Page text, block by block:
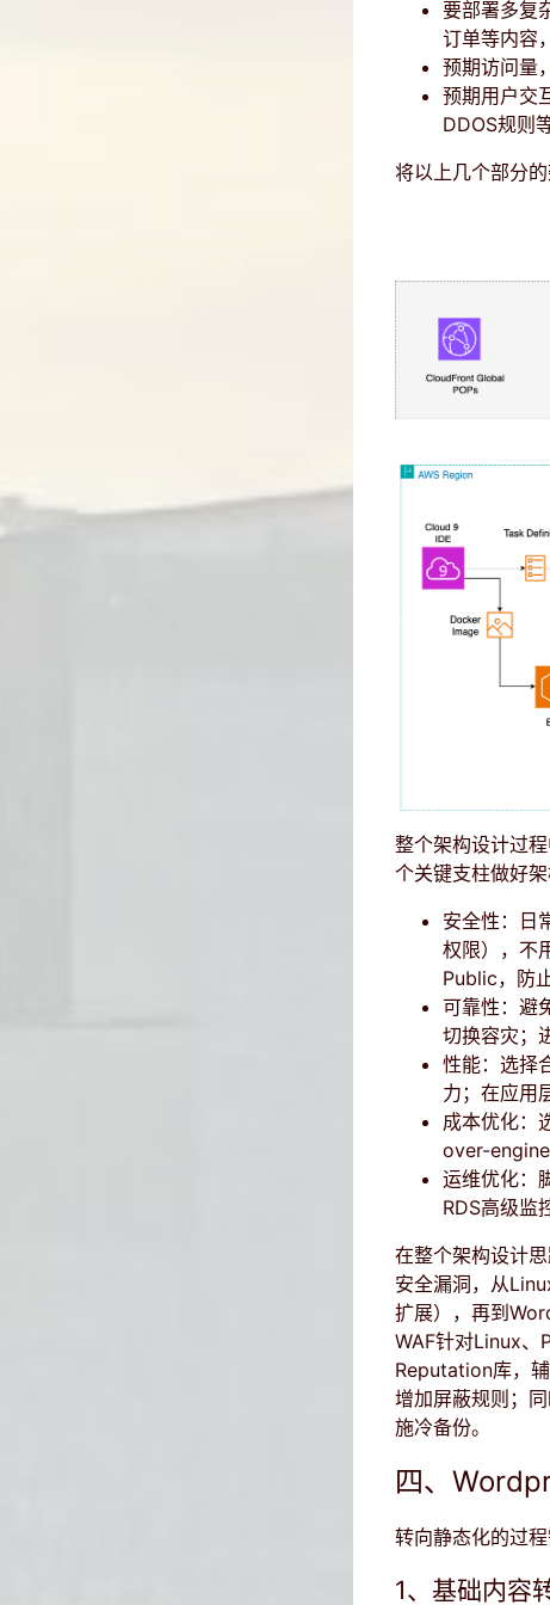
要部署多复
订单等内容
预期访问量
预期用户交
DDOS规则
将以上几个部分的
整个架构设计过
个关键支柱做好架
安全性：日
权限），不
Public，防
可靠性：避
切换容灾；
性能：选择
力；在应用
成本优化：
over-
运维优化：
RDS高级监
在整个架构设计
安全漏洞，从
扩展），再到
WAF针对Linux、
Reputation库，
增加屏蔽规则；
施冷备份。
四、
转向静态化的过
1、基础内容